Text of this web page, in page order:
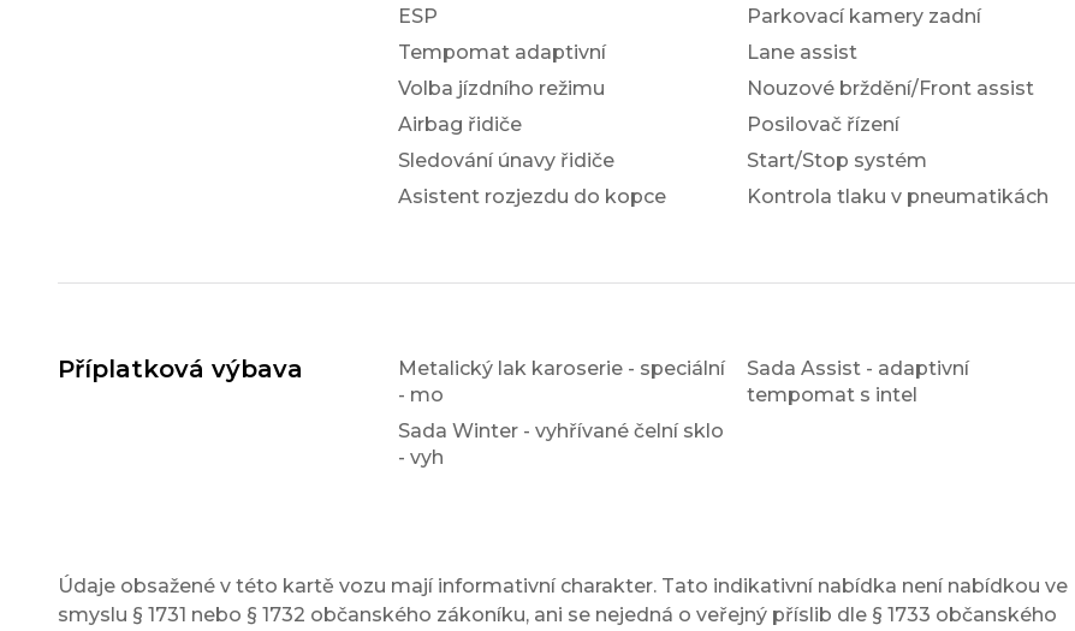
ESP
Tempomat adaptivní
Volba jízdního režimu
Airbag řidiče
Sledování únavy řidiče
Asistent rozjezdu do kopce
Parkovací kamery zadní
Lane assist
Nouzové brždění/Front assist
Posilovač řízení
Start/Stop systém
Kontrola tlaku v pneumatikách
Příplatková výbava
Metalický lak karoserie - speciální
- mo
Sada Winter - vyhřívané čelní sklo
- vyh
Sada Assist - adaptivní
tempomat s intel
Údaje obsažené v této kartě vozu mají informativní charakter. Tato indikativní nabídka není nabídkou ve
smyslu § 1731 nebo § 1732 občanského zákoníku, ani se nejedná o veřejný příslib dle § 1733 občanského